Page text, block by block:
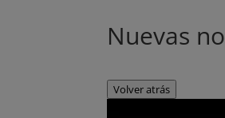
Nuevas
Volver atrás